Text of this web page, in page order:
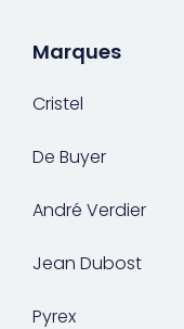
Marques
Cristel
De Buyer
André Verdier
Jean Dubost
Pyrex